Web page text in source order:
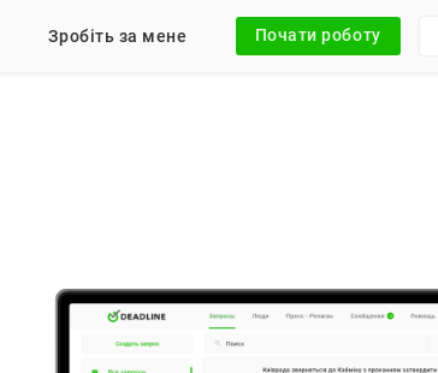
Зробіть за мене Почати роботу